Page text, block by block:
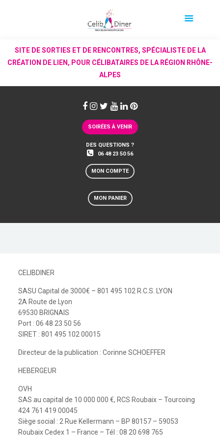
SITE DE SORTIES ET DE RENCONTRES, SPÉCIALISTE DE LA
CRÉATION DE LIEN, POUR CÉLIBATAIRES DE LA RÉGION RHÔNE-
ALPES
SOIRÉES À VENIR
DES QUESTIONS ?
06 48 23 50 56
MON COMPTE
MON PANIER
CELIBDINER
SASU Capital de 3000€ – 801 495 102 R.C.S. LYON
2A Route de Lyon
69530 BRIGNAIS
Port : 06 48 23 50 56
SIRET : 801 495 102 00015
Directeur de la publication : Corinne SCHOEFFER
HEBERGEUR
OVH
SAS au capital de 10 000 000 €, RCS Roubaix – Tourcoing
424 761 419 00045
Siège social : 2 Rue Kellermann – BP 80157 – 59053
Roubaix Cedex 1 – France – Tél : 08 20 698 765